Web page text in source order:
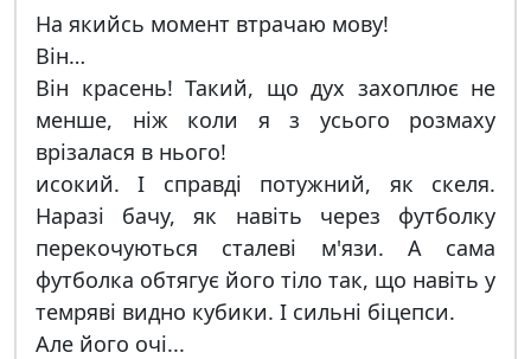
На якийсь момент втрачаю мову!
Він…
Він красень! Такий, що дух захоплює не
менше, ніж коли я з усього розмаху
врізалася в нього!
исокий. І справді потужний, як скеля.
Наразі бачу, як навіть через футболку
перекочуються сталеві м'язи. А сама
футболка обтягує його тіло так, що навіть у
темряві видно кубики. І сильні біцепси.
Але його очі...